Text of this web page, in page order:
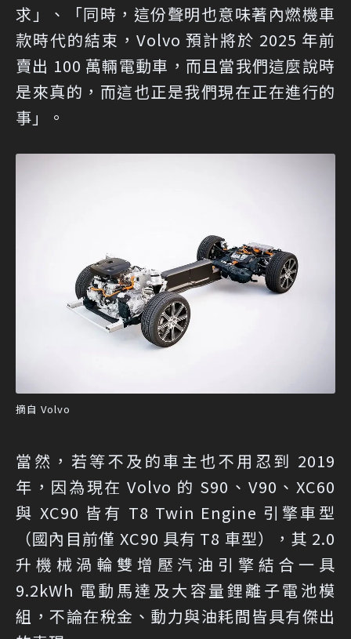
求」、「同時，這份聲明也意味著內燃機車
款時代的結束，Volvo 預計將於 2025 年前
賣出 100 萬輛電動車，而且當我們這麼說時
是來真的，而這也正是我們現在正在進行的
事」。
摘自 Volvo
當然，若等不及的車主也不用忍到 2019
年，因為現在 Volvo 的 S90、V90、XC60
與 XC90 皆有 T8 Twin Engine 引擎車型
（國內目前僅 XC90 具有 T8 車型），其 2.0
升機械渦輪雙增壓汽油引擎結合一具
9.2kWh 電動馬達及大容量鋰離子電池模
組，不論在稅金、動力與油耗間皆具有傑出